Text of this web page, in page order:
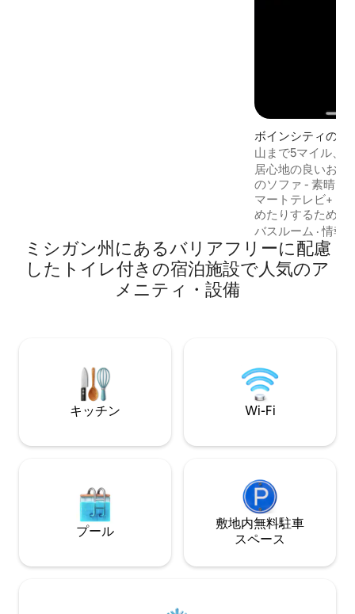
ボインシティの一
山まで5マイル、
ビーチまで徒歩
居心地の良いお家
のソファ - 素晴らしいマットレス 全室ス
マートテレビ+
めたりするための
ど -小屋には使用
ります カヤック2台 - 最高の空気の質を実
現する新しい
ルティメットエア
意ください。タン
です。
バスルーム ·情報
ミシガン州にあるバリアフリーに配慮
したトイレ付きの宿泊施設で人気のア
メニティ・設備
キッチン Wi-Fi
プール
敷地内無料駐⁠車
ス⁠ペ⁠ー⁠ス